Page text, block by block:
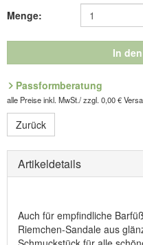
Entdecken Sie die
Hersteller: ComfortSchuh
Straße 134, D-76275
Menge:
In
Passformberatung
alle Preise inkl. MwSt./ zzgl. 0,00 €
Zurück
Artikeldetails
Auch für empfindliche
Riemchen-Sandale aus